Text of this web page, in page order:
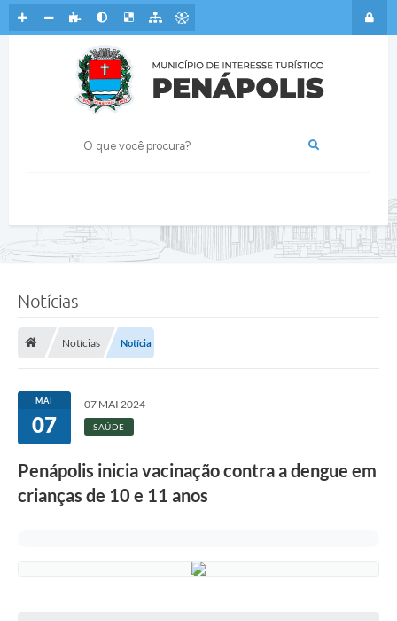
Notícias
Notícias Notícia
MAI
07
07 MAI 2024
SAÚDE
Penápolis inicia vacinação contra a dengue em
crianças de 10 e 11 anos